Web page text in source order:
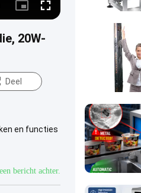
Picture- Fullscreen
20W-
Deel
en functies
bericht achter.